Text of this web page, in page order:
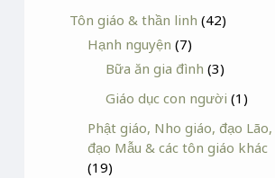
Tôn giáo & thần linh (42)
Hạnh nguyện (7)
Bữa ăn gia đình (3)
Giáo dục con người (1)
Phật giáo, Nho giáo, đạo Lão,
đạo Mẫu & các tôn giáo khác
(19)